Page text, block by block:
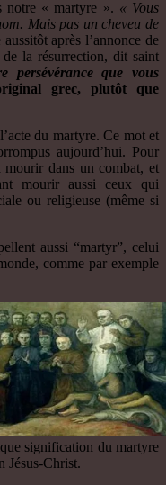
notre « martyre ». « Vous
Mais pas un cheveu de
après l’annonce de
de la résurrection, dit saint
persévérance que vous
grec, plutôt que
du martyre. Ce mot et
aujourd’hui. Pour
mourir dans un combat, et
mourir aussi ceux qui
ou religieuse (même si
aussi “martyr”, celui
comme par exemple
signification du martyre
Jésus-Christ.